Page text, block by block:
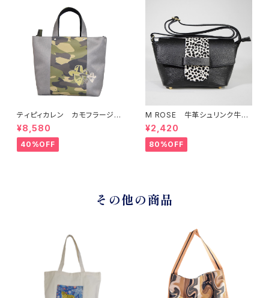
ティピィカレン カモフラージュ
柄スクエア2WAYバッグ
¥8,580
40%OFF
M ROSE 牛革シュリンク牛毛
ダルメシアンプリントフラップシ
ョルダーバッグ ブラック
¥2,420
80%OFF
その他の商品